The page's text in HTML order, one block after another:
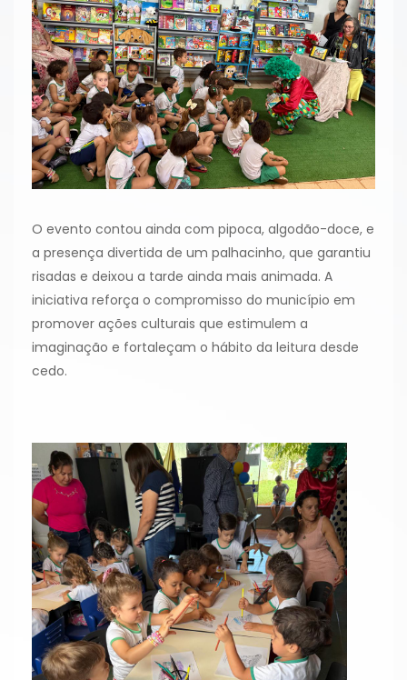
O evento contou ainda com pipoca, algodão-doce, e
a presença divertida de um palhacinho, que garantiu
risadas e deixou a tarde ainda mais animada. A
iniciativa reforça o compromisso do município em
promover ações culturais que estimulem a
imaginação e fortaleçam o hábito da leitura desde
cedo.